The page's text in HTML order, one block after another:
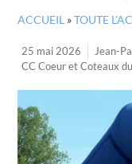
ACCUEIL »TOUTE
25 mai 2026
Jean-
CC Coeur et Coteaux